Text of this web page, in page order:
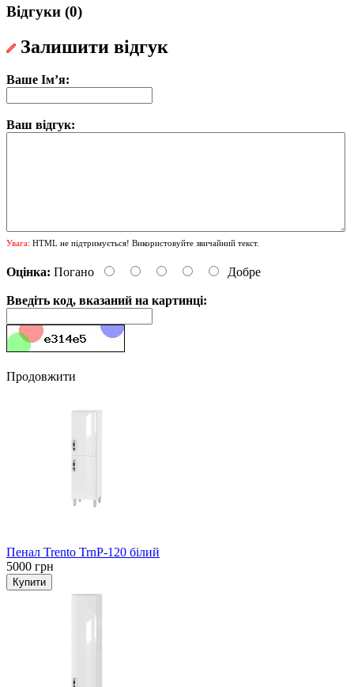
Відгуки (0)
Залишити відгук
Ваше Ім’я:
Ваш відгук:
Увага: HTML не підтримується! Використовуйте звичайний текст.
Оцінка: Погано Добре
Введіть код, вказаний на картинці:
Продовжити
Пенал Trento TrnP-120 білий
5000 грн